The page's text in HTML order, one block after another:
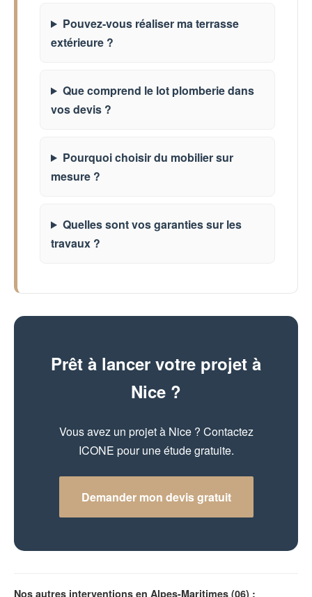
Pouvez-vous réaliser ma terrasse
extérieure ?
Que comprend le lot plomberie dans
vos devis ?
Pourquoi choisir du mobilier sur
mesure ?
Quelles sont vos garanties sur les
travaux ?
Prêt à lancer votre projet à
Nice ?
Vous avez un projet à Nice ? Contactez
ICONE pour une étude gratuite.
Demander mon devis gratuit
Nos autres interventions en Alpes-Maritimes (06) :